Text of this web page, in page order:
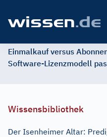
Einmalkauf versus
Software-Lizenzmodell
Wissensbibliothek
Der Isenheimer Altar: